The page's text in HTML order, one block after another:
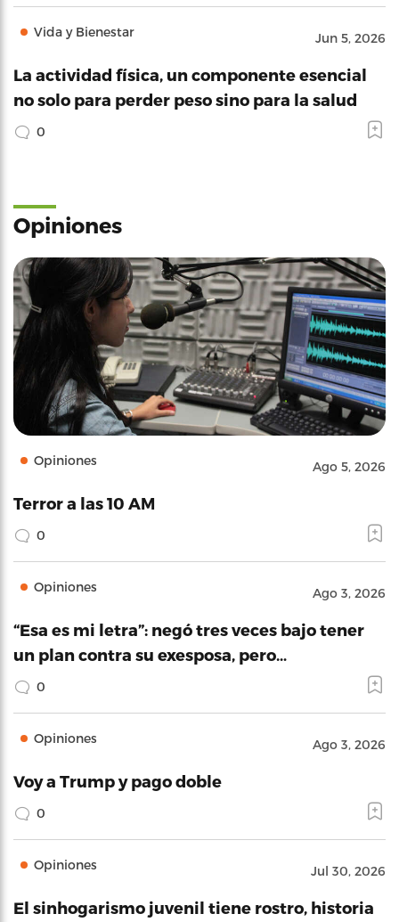
Vida y Bienestar Jun 5, 2026
La actividad física, un componente esencial
no solo para perder peso sino para la salud
0
Opiniones
Opiniones Ago 5, 2026
Terror a las 10 AM
0
Opiniones Ago 3, 2026
“Esa es mi letra”: negó tres veces bajo tener
un plan contra su exesposa, pero…
0
Opiniones Ago 3, 2026
Voy a Trump y pago doble
0
Opiniones Jul 30, 2026
El sinhogarismo juvenil tiene rostro, historia